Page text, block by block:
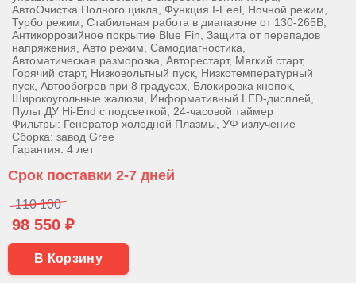
АвтоОчистка Полного цикла, Функция I-Feel, Ночной режим,
Турбо режим, Стабильная работа в диапазоне от 130-265В,
Антикоррозийное покрытие Blue Fin, Защита от перепадов
напряжения, Авто режим, Самодиагностика,
Автоматическая разморозка, Авторестарт, Мягкий старт,
Горячий старт, Низковольтный пуск, Низкотемпературный
пуск, Автообогрев при 8 градусах, Блокировка кнопок,
Широкоугольные жалюзи, Информативный LED-дисплей,
Пульт ДУ Hi-End с подсветкой, 24-часовой таймер
Фильтры: Генератор холодной Плазмы, УФ излучение
Сборка: завод Gree
Гарантия: 4 лет
Срок поставки 2-7 дней
110 100
98 550 ₽
В Корзину